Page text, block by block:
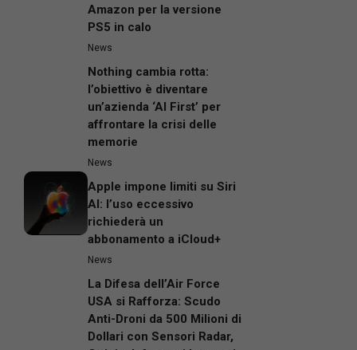
Amazon per la versione
PS5 in calo
News
Nothing cambia rotta:
l’obiettivo è diventare
un’azienda ‘AI First’ per
affrontare la crisi delle
memorie
News
Apple impone limiti su Siri
AI: l’uso eccessivo
richiederà un
abbonamento a iCloud+
News
La Difesa dell’Air Force
USA si Rafforza: Scudo
Anti-Droni da 500 Milioni di
Dollari con Sensori Radar,